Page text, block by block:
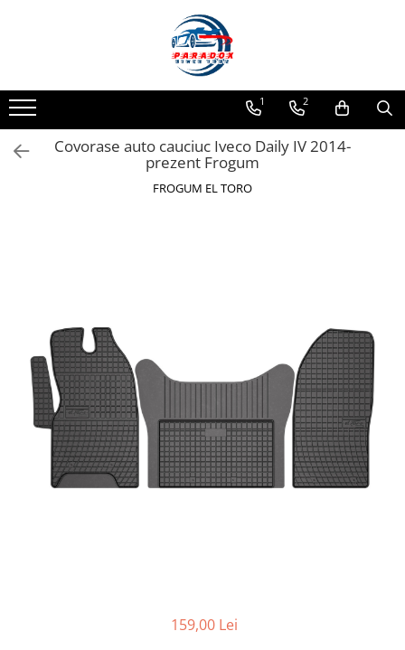
ACCESORII AUTO
Abtibild / Sticker Auto
Baby on Board
Accesorii Siguranta Auto
Banda Reflectorizanta
Bare Portbagaj
Brelocuri Auto Metalice Chei
Capace Prezoane
Carcase Chei Auto
1 2
Covorase auto cauciuc Iveco Daily IV 2014-
prezent Frogum
FROGUM EL TORO
159,00 Lei